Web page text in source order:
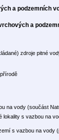
a podzemních
a
zdroje pitné
na vody (součást
lokality s vazbou na
s vazbou na vody